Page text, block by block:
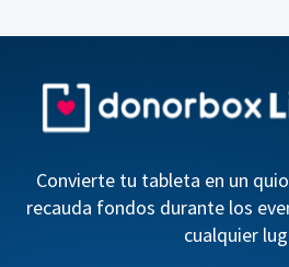
Convierte tu tableta en un
recauda fondos durante los
cualquier